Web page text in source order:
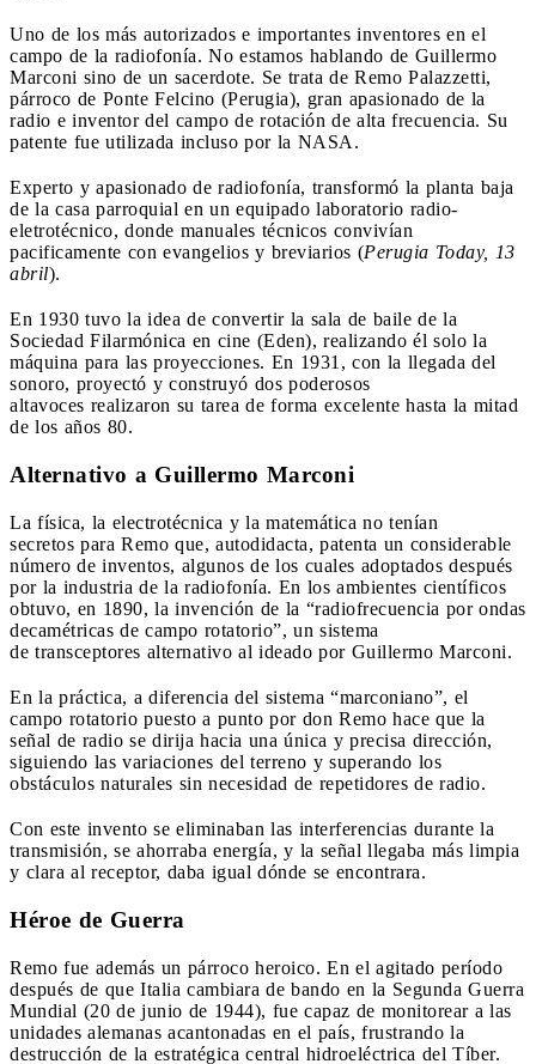
Uno de los más autorizados e importantes inventores en el
campo de la radiofonía. No estamos hablando de Guillermo
Marconi sino de un sacerdote. Se trata de Remo Palazzetti,
párroco de Ponte Felcino (Perugia), gran apasionado de la
radio e inventor del campo de rotación de alta frecuencia. Su
patente fue utilizada incluso por la NASA.
Experto y apasionado de radiofonía, transformó la planta baja
de la casa parroquial en un equipado laboratorio radio-
eletrotécnico, donde manuales técnicos convivían
pacificamente con evangelios y breviarios (Perugia Today, 13
abril).
En 1930 tuvo la idea de convertir la sala de baile de la
Sociedad Filarmónica en cine (Eden), realizando él solo la
máquina para las proyecciones. En 1931, con la llegada del
sonoro, proyectó y construyó dos poderosos
altavoces realizaron su tarea de forma excelente hasta la mitad
de los años 80.
Alternativo a Guillermo Marconi
La física, la electrotécnica y la matemática no tenían
secretos para Remo que, autodidacta, patenta un considerable
número de inventos, algunos de los cuales adoptados después
por la industria de la radiofonía. En los ambientes científicos
obtuvo, en 1890, la invención de la “radiofrecuencia por ondas
decamétricas de campo rotatorio”, un sistema
de transceptores alternativo al ideado por Guillermo Marconi.
En la práctica, a diferencia del sistema “marconiano”, el
campo rotatorio puesto a punto por don Remo hace que la
señal de radio se dirija hacia una única y precisa dirección,
siguiendo las variaciones del terreno y superando los
obstáculos naturales sin necesidad de repetidores de radio.
Con este invento se eliminaban las interferencias durante la
transmisión, se ahorraba energía, y la señal llegaba más limpia
y clara al receptor, daba igual dónde se encontrara.
Héroe de Guerra
Remo fue además un párroco heroico. En el agitado período
después de que Italia cambiara de bando en la Segunda Guerra
Mundial (20 de junio de 1944), fue capaz de monitorear a las
unidades alemanas acantonadas en el país, frustrando la
destrucción de la estratégica central hidroeléctrica del Tíber.